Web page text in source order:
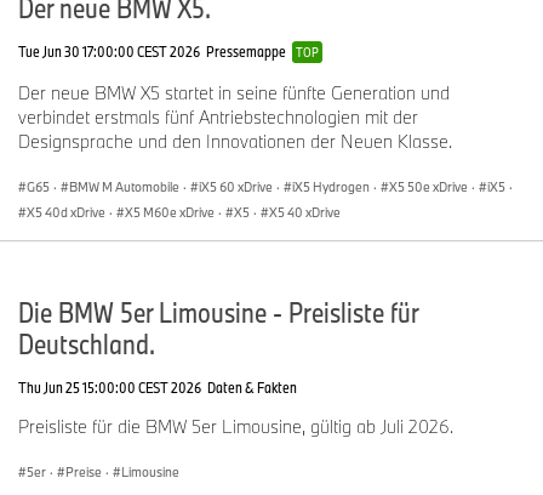
Tue Jun 30 17:00:00 CEST 2026 Pressemappe TOP
Der neue BMW X5 startet in seine fünfte Generation und
verbindet erstmals fünf Antriebstechnologien mit der
Designsprache und den Innovationen der Neuen Klasse.
G65 · BMW M Automobile · iX5 60 xDrive · iX5 Hydrogen · X5 50e xDrive · iX5 ·
X5 40d xDrive · X5 M60e xDrive · X5 · X5 40 xDrive
Die BMW 5er Limousine - Preisliste für
Deutschland.
Thu Jun 25 15:00:00 CEST 2026 Daten & Fakten
Preisliste für die BMW 5er Limousine, gültig ab Juli 2026.
5er · Preise · Limousine